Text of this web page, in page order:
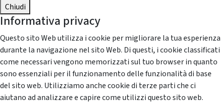
Chiudi
Informativa privacy
Questo sito Web utilizza i cookie per migliorare la tua esperienza
durante la navigazione nel sito Web. Di questi, i cookie classificati
come necessari vengono memorizzati sul tuo browser in quanto
sono essenziali per il funzionamento delle funzionalità di base
del sito web. Utilizziamo anche cookie di terze parti che ci
aiutano ad analizzare e capire come utilizzi questo sito web.